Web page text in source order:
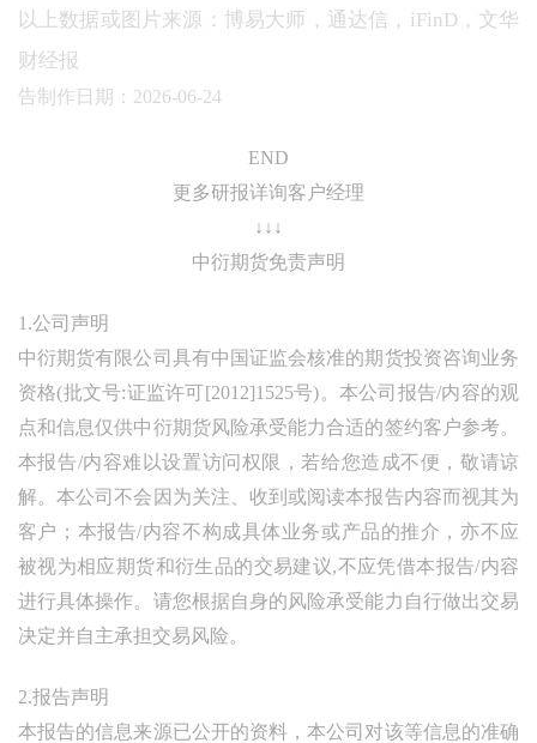
以上数据或图片来源：博易大师，通达信，iFinD，文华
财经报
告制作日期：2026-06-24
END
更多研报详询客户经理
↓↓↓
中衍期货免责声明
1.公司声明
中衍期货有限公司具有中国证监会核准的期货投资咨询业务
资格(批文号:证监许可[2012]1525号)。本公司报告/内容的观
点和信息仅供中衍期货风险承受能力合适的签约客户参考。
本报告/内容难以设置访问权限，若给您造成不便，敬请谅
解。本公司不会因为关注、收到或阅读本报告内容而视其为
客户；本报告/内容不构成具体业务或产品的推介，亦不应
被视为相应期货和衍生品的交易建议,不应凭借本报告/内容
进行具体操作。请您根据自身的风险承受能力自行做出交易
决定并自主承担交易风险。
2.报告声明
本报告的信息来源已公开的资料，本公司对该等信息的准确